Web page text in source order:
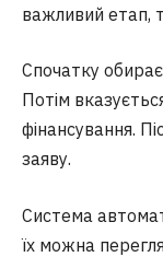
важливий етап,
Спочатку
Потім
фінансування.
заяву.
Система
їх можна